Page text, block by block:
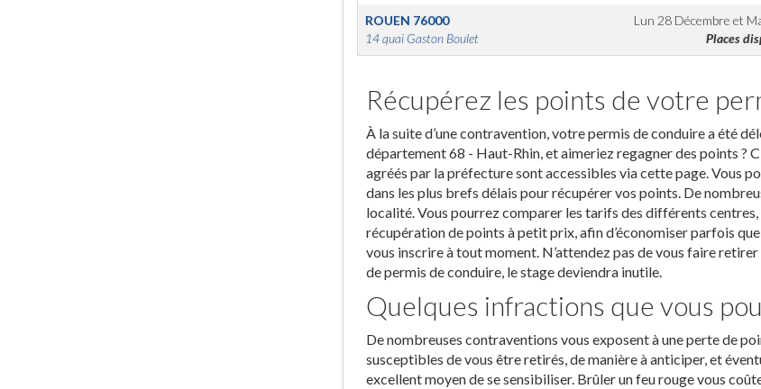
ROUEN 76000
14 quai Gaston Boulet
Lun 28 Décembre et
Places
Récupérez les points de votre
À la suite d’une contravention, votre permis de conduire a été
département 68 - Haut-Rhin, et aimeriez regagner des points ?
agréés par la préfecture sont accessibles via cette page. Vous
dans les plus brefs délais pour récupérer vos points. De
localité. Vous pourrez comparer les tarifs des différents
récupération de points à petit prix, afin d’économiser parfois
vous inscrire à tout moment. N’attendez pas de vous faire
de permis de conduire, le stage deviendra inutile.
Quelques infractions que vous
De nombreuses contraventions vous exposent à une perte de
susceptibles de vous être retirés, de manière à anticiper, et
excellent moyen de se sensibiliser. Brûler un feu rouge vous